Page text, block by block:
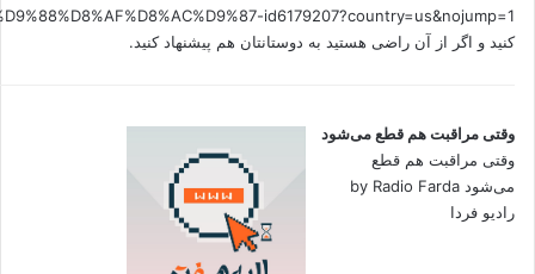
کنید و اگر از آن راضی هستید به دوستانتان هم پیشنهاد کنید.
وقتی مراقبت هم قطع می‌شود
وقتی مراقبت هم قطع
می‌شود by Radio Farda
رادیو فردا